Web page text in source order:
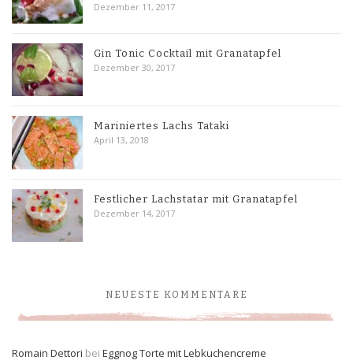
Dezember 11, 2017
Gin Tonic Cocktail mit Granatapfel
Dezember 30, 2017
Mariniertes Lachs Tataki
April 13, 2018
Festlicher Lachstatar mit Granatapfel
Dezember 14, 2017
NEUESTE KOMMENTARE
Romain Dettori bei Eggnog Torte mit Lebkuchencreme